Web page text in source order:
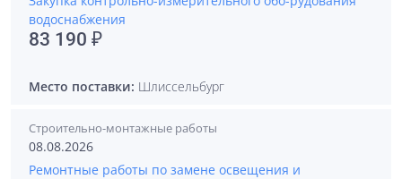
водоснабжения
83 190 ₽
Место поставки: Шлиссельбург
Строительно-монтажные работы
08.08.2026
Ремонтные работы по замене освещения и